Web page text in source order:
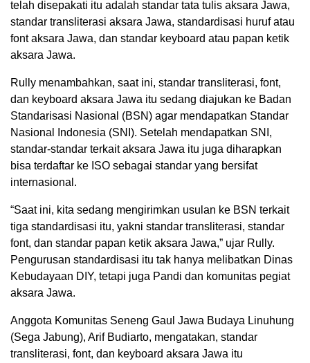
telah disepakati itu adalah standar tata tulis aksara Jawa,
standar transliterasi aksara Jawa, standardisasi huruf atau
font aksara Jawa, dan standar keyboard atau papan ketik
aksara Jawa.
Rully menambahkan, saat ini, standar transliterasi, font,
dan keyboard aksara Jawa itu sedang diajukan ke Badan
Standarisasi Nasional (BSN) agar mendapatkan Standar
Nasional Indonesia (SNI). Setelah mendapatkan SNI,
standar-standar terkait aksara Jawa itu juga diharapkan
bisa terdaftar ke ISO sebagai standar yang bersifat
internasional.
“Saat ini, kita sedang mengirimkan usulan ke BSN terkait
tiga standardisasi itu, yakni standar transliterasi, standar
font, dan standar papan ketik aksara Jawa,” ujar Rully.
Pengurusan standardisasi itu tak hanya melibatkan Dinas
Kebudayaan DIY, tetapi juga Pandi dan komunitas pegiat
aksara Jawa.
Anggota Komunitas Seneng Gaul Jawa Budaya Linuhung
(Sega Jabung), Arif Budiarto, mengatakan, standar
transliterasi, font, dan keyboard aksara Jawa itu